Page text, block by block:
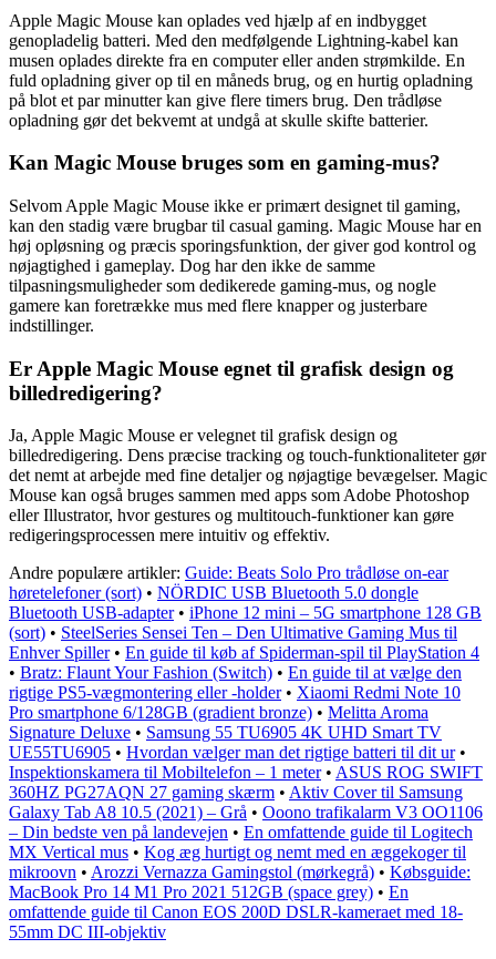
Apple Magic Mouse kan oplades ved hjælp af en indbygget
genopladelig batteri. Med den medfølgende Lightning-kabel kan
musen oplades direkte fra en computer eller anden strømkilde. En
fuld opladning giver op til en måneds brug, og en hurtig opladning
på blot et par minutter kan give flere timers brug. Den trådløse
opladning gør det bekvemt at undgå at skulle skifte batterier.
Kan Magic Mouse bruges som en gaming-mus?
Selvom Apple Magic Mouse ikke er primært designet til gaming,
kan den stadig være brugbar til casual gaming. Magic Mouse har en
høj opløsning og præcis sporingsfunktion, der giver god kontrol og
nøjagtighed i gameplay. Dog har den ikke de samme
tilpasningsmuligheder som dedikerede gaming-mus, og nogle
gamere kan foretrække mus med flere knapper og justerbare
indstillinger.
Er Apple Magic Mouse egnet til grafisk design og
billedredigering?
Ja, Apple Magic Mouse er velegnet til grafisk design og
billedredigering. Dens præcise tracking og touch-funktionaliteter gør
det nemt at arbejde med fine detaljer og nøjagtige bevægelser. Magic
Mouse kan også bruges sammen med apps som Adobe Photoshop
eller Illustrator, hvor gestures og multitouch-funktioner kan gøre
redigeringsprocessen mere intuitiv og effektiv.
Andre populære artikler: Guide: Beats Solo Pro trådløse on-ear
høretelefoner (sort) • NÖRDIC USB Bluetooth 5.0 dongle
Bluetooth USB-adapter• iPhone 12 mini – 5G smartphone 128 GB
(sort) • SteelSeries Sensei Ten – Den Ultimative Gaming Mus til
Enhver Spiller• En guide til køb af Spiderman-spil til PlayStation 4
• Bratz: Flaunt Your Fashion (Switch) • En guide til at vælge den
rigtige PS5-vægmontering eller -holder• Xiaomi Redmi Note 10
Pro smartphone 6/128GB (gradient bronze) • Melitta Aroma
Signature Deluxe • Samsung 55 TU6905 4K UHD Smart TV
UE55TU6905 • Hvordan vælger man det rigtige batteri til dit ur•
Inspektionskamera til Mobiltelefon – 1 meter• ASUS ROG SWIFT
360HZ PG27AQN 27 gaming skærm • Aktiv Cover til Samsung
Galaxy Tab A8 10.5 (2021) – Grå • Ooono trafikalarm V3 OO1106
– Din bedste ven på landevejen • En omfattende guide til Logitech
MX Vertical mus • Kog æg hurtigt og nemt med en æggekoger til
mikroovn • Arozzi Vernazza Gamingstol (mørkegrå) • Købsguide:
MacBook Pro 14 M1 Pro 2021 512GB (space grey) • En
omfattende guide til Canon EOS 200D DSLR-kameraet med 18-
55mm DC III-objektiv